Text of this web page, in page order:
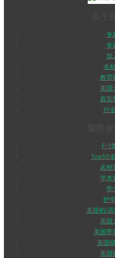
专
专
加
名
教育
美国
真实
行
F-1
Top50
名校
学术
学
护
美国初/
美国
美国寄
美国
美国